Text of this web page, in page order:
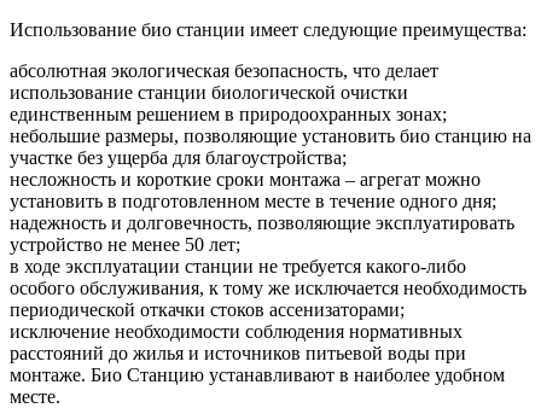
Использование био станции имеет следующие преимущества:
абсолютная экологическая безопасность, что делает
использование станции биологической очистки
единственным решением в природоохранных зонах;
небольшие размеры, позволяющие установить био станцию на
участке без ущерба для благоустройства;
несложность и короткие сроки монтажа – агрегат можно
установить в подготовленном месте в течение одного дня;
надежность и долговечность, позволяющие эксплуатировать
устройство не менее 50 лет;
в ходе эксплуатации станции не требуется какого-либо
особого обслуживания, к тому же исключается необходимость
периодической откачки стоков ассенизаторами;
исключение необходимости соблюдения нормативных
расстояний до жилья и источников питьевой воды при
монтаже. Био Станцию устанавливают в наиболее удобном
месте.